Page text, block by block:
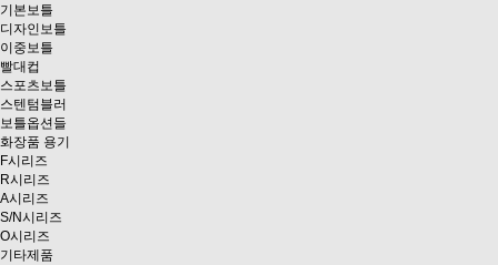
기본보틀
디자인보틀
이중보틀
빨대컵
스포츠보틀
스텐텀블러
보틀옵션들
화장품 용기
F시리즈
R시리즈
A시리즈
S/N시리즈
O시리즈
기타제품